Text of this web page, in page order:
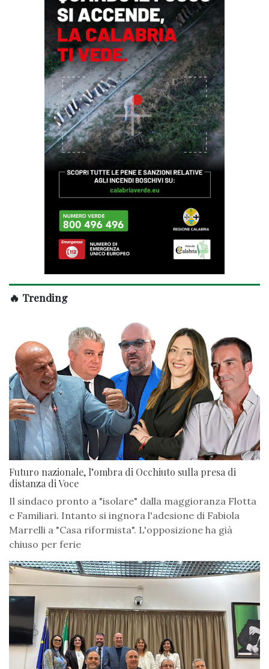
🔥 Trending
Futuro nazionale, l’ombra di Occhiuto sulla presa di
distanza di Voce
Il sindaco pronto a "isolare" dalla maggioranza Flotta
e Familiari. Intanto si ingnora l'adesione di Fabiola
Marrelli a "Casa riformista". L'opposizione ha già
chiuso per ferie